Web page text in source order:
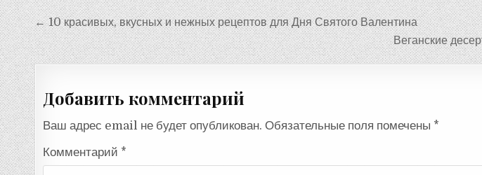
Навигация
по
записям
← 10 красивых, вкусных и нежных рецептов для Дня Святого Валентина
Веганские
Добавить комментарий
Ваш адрес email не будет опубликован. Обязательные поля помечены *
Комментарий *